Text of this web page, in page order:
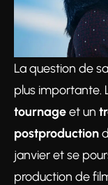
La question de
plus importante.
tournageet un
postproduction
janvier et se
production de